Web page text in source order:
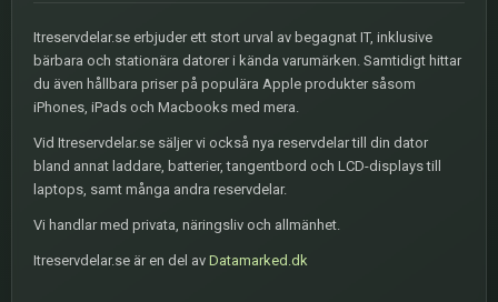
Itreservdelar.se erbjuder ett stort urval av begagnat IT, inklusive
bärbara och stationära datorer i kända varumärken. Samtidigt hittar
du även hållbara priser på populära Apple produkter såsom
iPhones, iPads och Macbooks med mera.
Vid Itreservdelar.se säljer vi också nya reservdelar till din dator
bland annat laddare, batterier, tangentbord och LCD-displays till
laptops, samt många andra reservdelar.
Vi handlar med privata, näringsliv och allmänhet.
Itreservdelar.se är en del av Datamarked.dk